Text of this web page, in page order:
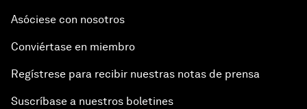
Asóciese con nosotros
Conviértase en miembro
Regístrese para recibir nuestras notas de prensa
Suscríbase a nuestros boletines